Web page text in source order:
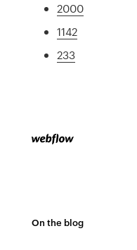
2000
1142
233
On the blog